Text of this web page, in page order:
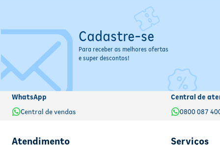
Cadastre-se
Para receber as melhores ofertas
e super descontos!
WhatsApp
Central de vendas
Central de
0800 087
Atendimento Serviços